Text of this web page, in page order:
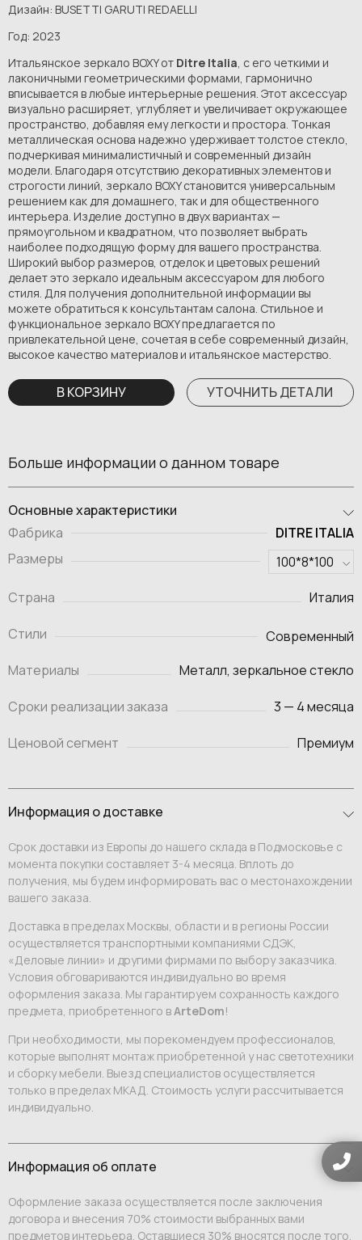
Дизайн: BUSETTI GARUTI REDAELLI
Год: 2023
Итальянское зеркало BOXY от Ditre Italia, с его четкими и
лаконичными геометрическими формами, гармонично
вписывается в любые интерьерные решения. Этот аксессуар
визуально расширяет, углубляет и увеличивает окружающее
пространство, добавляя ему легкости и простора. Тонкая
металлическая основа надежно удерживает толстое стекло,
подчеркивая минималистичный и современный дизайн
модели. Благодаря отсутствию декоративных элементов и
строгости линий, зеркало BOXY становится универсальным
решением как для домашнего, так и для общественного
интерьера. Изделие доступно в двух вариантах —
прямоугольном и квадратном, что позволяет выбрать
наиболее подходящую форму для вашего пространства.
Широкий выбор размеров, отделок и цветовых решений
делает это зеркало идеальным аксессуаром для любого
стиля. Для получения дополнительной информации вы
можете обратиться к консультантам салона. Стильное и
функциональное зеркало BOXY предлагается по
привлекательной цене, сочетая в себе современный дизайн,
высокое качество материалов и итальянское мастерство.
В КОРЗИНУ УТОЧНИТЬ ДЕТАЛИ
Больше информации о данном товаре
Основные характеристики
Фабрика
DITRE ITALIA
Страна Италия
Стили
Современный
Материалы
Металл, зеркальное стекло
Сроки реализации заказа 3 — 4 месяца
Ценовой сегмент Премиум
Размеры
Информация о доставке
Срок доставки из Европы до нашего склада в Подмосковье с
момента покупки составляет 3-4 месяца. Вплоть до
получения, мы будем информировать вас о местонахождении
вашего заказа.
Доставка в пределах Москвы, области и в регионы России
осуществляется транспортными компаниями СДЭК,
«Деловые линии» и другими фирмами по выбору заказчика.
Условия обговариваются индивидуально во время
оформления заказа. Мы гарантируем сохранность каждого
предмета, приобретенного вArteDom!
При необходимости, мы порекомендуем профессионалов,
которые выполнят монтаж приобретенной у нас светотехники
и сборку мебели. Выезд специалистов осуществляется
только в пределах МКАД. Стоимость услуги рассчитывается
индивидуально.
Информация об оплате
Оформление заказа осуществляется после заключения
договора и внесения 70% стоимости выбранных вами
предметов интерьера. Оставшиеся 30% вносятся после того,